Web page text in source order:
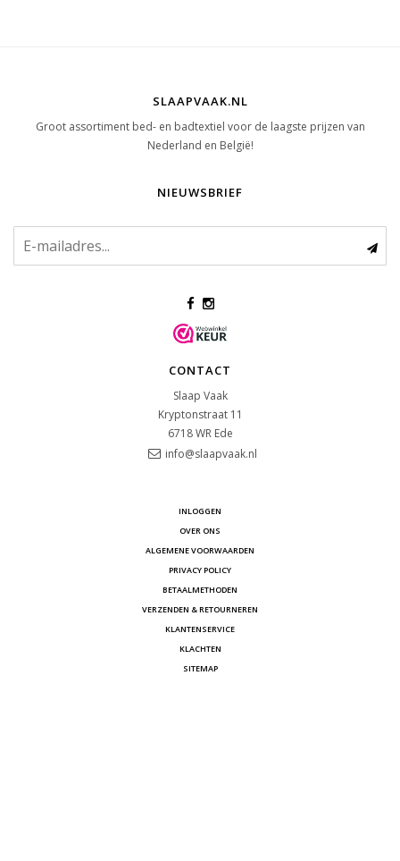
SLAAPVAAK.NL
Groot assortiment bed- en badtextiel voor de laagste prijzen van
Nederland en België!
NIEUWSBRIEF
CONTACT
Slaap Vaak
Kryptonstraat 11
6718 WR Ede
info@slaapvaak.nl
INLOGGEN
OVER ONS
ALGEMENE VOORWAARDEN
PRIVACY POLICY
BETAALMETHODEN
VERZENDEN & RETOURNEREN
KLANTENSERVICE
KLACHTEN
SITEMAP